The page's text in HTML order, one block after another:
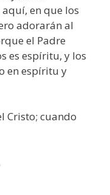
aquí, en que los
adorarán al
el Padre
es espíritu, y los
en espíritu y
Cristo; cuando